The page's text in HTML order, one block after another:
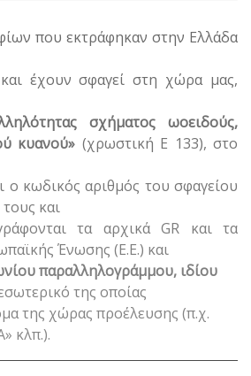
που εκτράφηκαν στην Ελλάδα
έχουν σφαγεί στη χώρα μας,
σχήματος ωοειδούς,
κυανού» (χρωστική Ε 133), στο
ο κωδικός αριθμός του σφαγείου
και
τα αρχικά GR και τα
Ένωσης (Ε.Ε.) και
παραλληλογράμμου, ιδίου
της οποίας
της χώρας προέλευσης (π.χ.
κλπ.).